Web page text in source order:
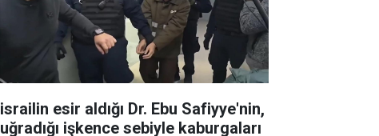
israilin esir aldığı Dr. Ebu Safiyye'nin,
uğradığı işkence sebiyle kaburgaları